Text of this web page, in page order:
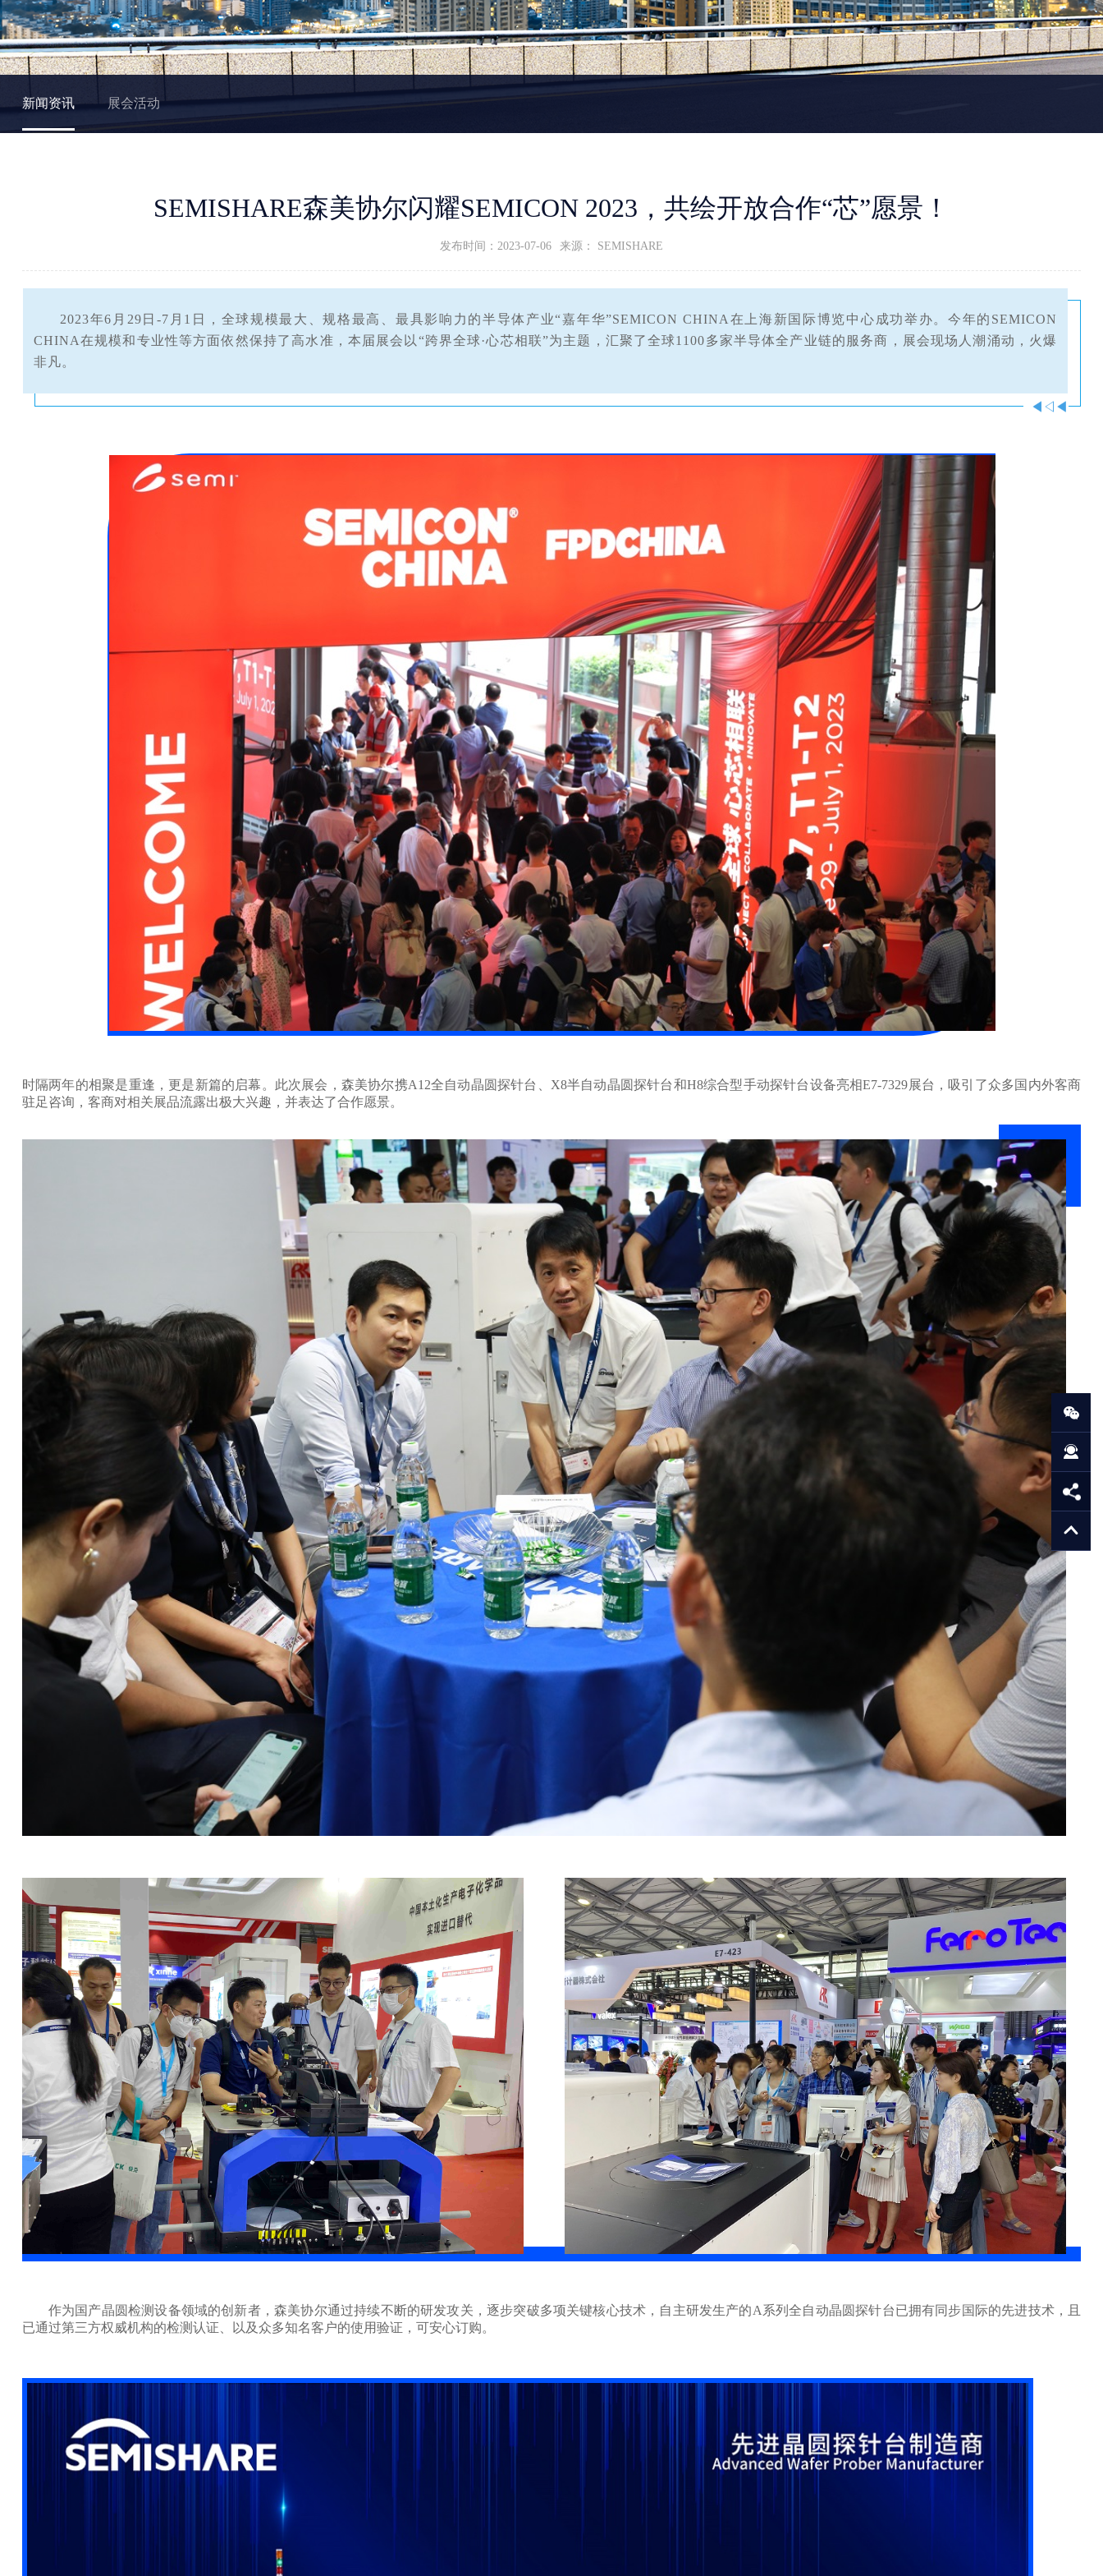
新闻资讯 展会活动
SEMISHARE森美协尔闪耀SEMICON 2023，共绘开放合作“芯”愿景！
发布时间：2023-07-06 来源： SEMISHARE
2023年6月29日-7月1日，全球规模最大、规格最高、最具影响力的半导体产业“嘉年华”SEMICON CHINA在上海新国际博览中心成功举办。今年的SEMICON
CHINA在规模和专业性等方面依然保持了高水准，本届展会以“跨界全球·心芯相联”为主题，汇聚了全球1100多家半导体全产业链的服务商，展会现场人潮涌动，火爆
非凡。‍
时隔两年的相聚是重逢，更是新篇的启幕。此次展会，森美协尔携A12全自动晶圆探针台、X8半自动晶圆探针台和H8综合型手动探针台设备亮相E7-7329展台，吸引了众多国内外客商
驻足咨询，客商对相关展品流露出极大兴趣，并表达了合作愿景。
作为国产晶圆检测设备领域的创新者，森美协尔通过持续不断的研发攻关，逐步突破多项关键核心技术，自主研发生产的A系列全自动晶圆探针台已拥有同步国际的先进技术，且
已通过第三方权威机构的检测认证、以及众多知名客户的使用验证，可安心订购。